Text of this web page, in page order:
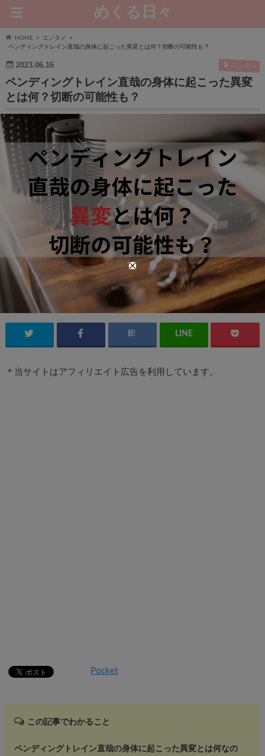
めくる日々
HOME
エンタメ
ペンディングトレイン直哉の身体に起こった異変とは何？切断の可能性も？
2023.06.16 エンタメ
ペンディングトレイン直哉の身体に起こった異変
とは何？切断の可能性も？
＊当サイトはアフィリエイト広告を利用しています。
Pocket
この記事でわかること
ペンディングトレイン直哉の身体に起こった異変とは何なの